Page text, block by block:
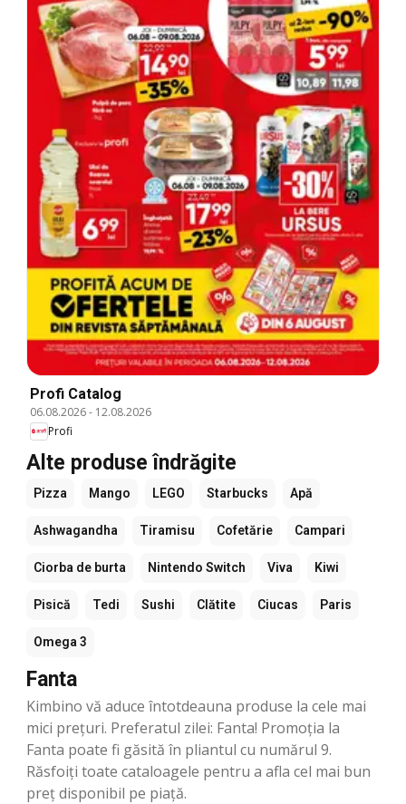
Profi Catalog
06.08.2026- 12.08.2026
Profi
Alte produse îndrăgite
Pizza Mango LEGO Starbucks Apă
Ashwagandha Tiramisu Cofetărie Campari
Ciorba de burta Nintendo Switch Viva Kiwi
Pisică Tedi Sushi Clătite Ciucas Paris
Omega 3
Fanta
Kimbino vă aduce întotdeauna produse la cele mai
mici prețuri. Preferatul zilei: Fanta! Promoția la
Fanta poate fi găsită în pliantul cu numărul 9.
Răsfoiți toate cataloagele pentru a afla cel mai bun
preț disponibil pe piață.